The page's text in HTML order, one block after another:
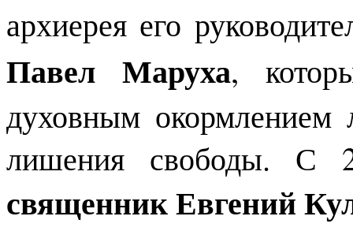
архиерея его
Павел Маруха,
духовным окормлением
лишения свободы. С
священник Евгений